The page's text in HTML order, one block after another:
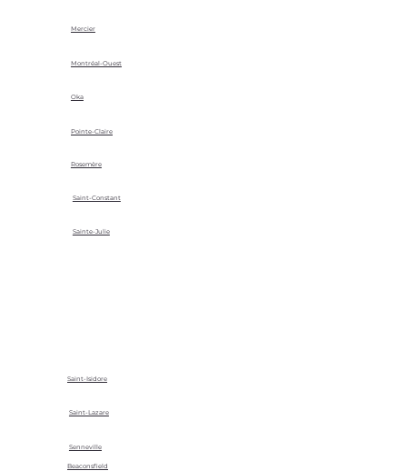
Mercier
Montréal-Ouest
Oka
Pointe-Claire
Rosemère
Saint-Constant
Sainte-Julie
Saint-Isidore
Saint-Lazare
Senneville
Beaconsfield